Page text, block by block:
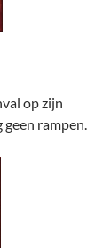
op zijn
rampen.